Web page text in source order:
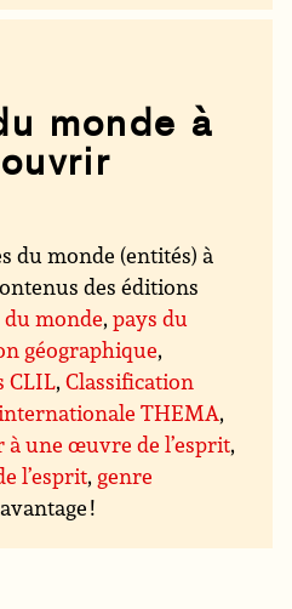
monde à
du monde (entités) à
des éditions
monde,pays du
géographique,
CLIL,Classification
THEMA,
une œuvre de l’esprit,
l’esprit, genre
!